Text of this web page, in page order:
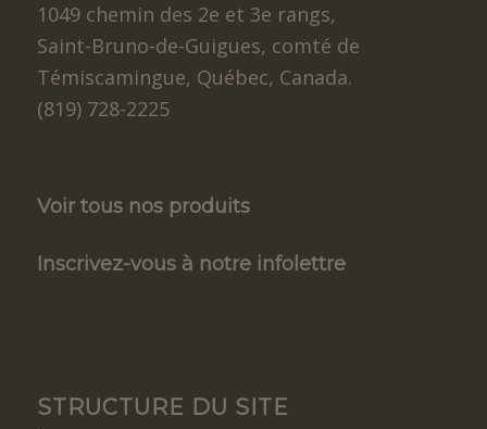
1049 chemin des 2e et 3e rangs,
Saint-Bruno-de-Guigues, comté de
Témiscamingue, Québec, Canada.
(819) 728-2225
Voir tous nos produits
Inscrivez-vous à notre infolettre
STRUCTURE DU SITE